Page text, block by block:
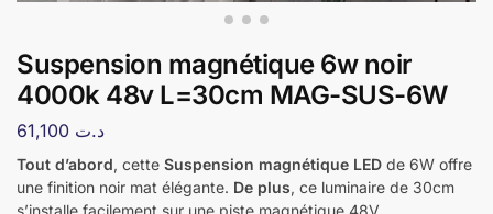
Suspension magnétique 6w noir
4000k 48v L=30cm MAG-SUS-6W
د.ت
Tout d’abord, cette Suspension magnétique LED de 6W offre
une finition noir mat élégante. De plus, ce luminaire de 30cm
s’installe facilement sur une piste magnétique 48V.